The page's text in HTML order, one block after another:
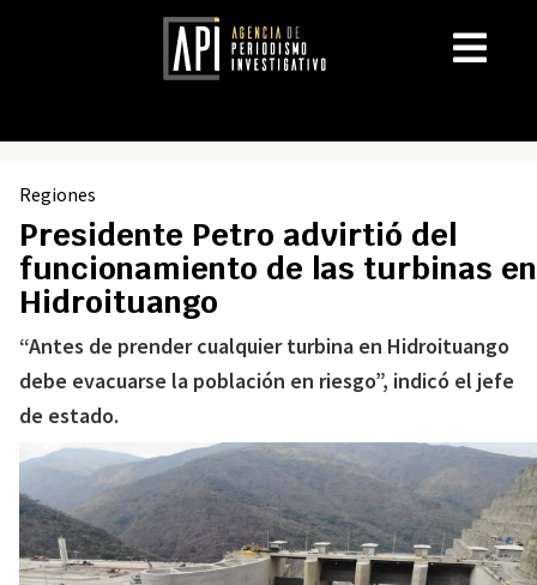
Regiones
Presidente Petro advirtió del
funcionamiento de las turbinas en
Hidroituango
“Antes de prender cualquier turbina en Hidroituango
debe evacuarse la población en riesgo”, indicó el jefe
de estado.